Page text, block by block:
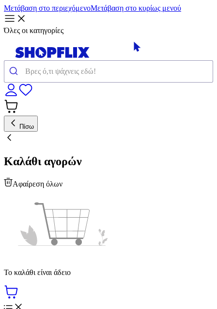
Μετάβαση στο περιεχόμενοΜετάβαση στο κυρίως μενού
Όλες οι κατηγορίες
Πίσω
Καλάθι αγορών
Αφαίρεση όλων
Το καλάθι είναι άδειο